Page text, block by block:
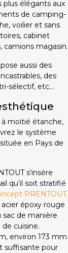
plus élégants aux
de camping-
voilier et sans
cabinet
camions magasin.
aussi des
des
sélectif, etc…
à moitié étanche,
le système
en Pays de
s’insère
qu’il soit stratifié
PRENTOUT
époxy rouge
de manière
cuisine.
environ 173 mm
suffisante pour